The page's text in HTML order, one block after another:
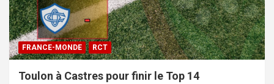
FRANCE-MONDE RCT
Toulon à Castres pour finir le Top 14